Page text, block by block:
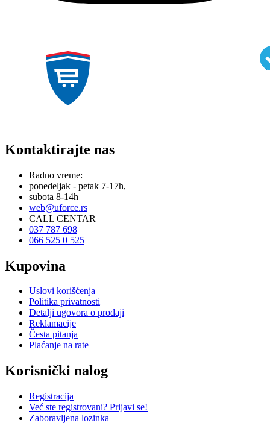
Kontaktirajte nas
Radno vreme:
ponedeljak - petak 7-17h,
subota 8-14h
web@uforce.rs
CALL CENTAR
037 787 698
066 525 0 525
Kupovina
Uslovi korišćenja
Politika privatnosti
Detalji ugovora o prodaji
Reklamacije
Česta pitanja
Plaćanje na rate
Korisnički nalog
Registracija
Već ste registrovani? Prijavi se!
Zaboravljena lozinka